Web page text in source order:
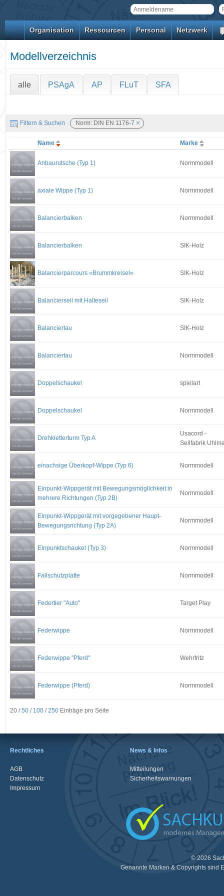
Organisation Ressourcen Personal Netzwerk
Modellverzeichnis
alle PSAgA AP FLuT SFA
Filtern & Suchen Norm: DIN EN 1176-7
Name Marke
Anbaurutsche (Typ 1) Normmodell
axiale Wippe (Typ 1) Normmodell
Balancierbalken Normmodell
Balancierbalken SIK-Holz
Balancierparcours »Brummkreisel« SIK-Holz
Balancierseil mit Halteseil SIK-Holz
Balanciertau SIK-Holz
Balanciertau Normmodell
Doppelschaukel spielart
Doppelschaukel Normmodell
Drehkletterturm Typ A
Usacord -
Seilfabrik
einachsige Überkopf-Wippe (Typ 6) Normmodell
Einpunkt-Wippgerät mit Bewegungsmöglichkeit in
mehrere Richtungen (Typ 2B)
Normmodell
Einpunkt-Wippgerät mit vorgegebener Haupt-
Bewegungsrichtung (Typ 2A)
Normmodell
Einpunktschaukel (Typ 3) Normmodell
Fallschutzplatte Normmodell
Federtier "Auto" Target Play
Federwippe Normmodell
Federwippe "Pferd" Wehrfritz
Federwippe (Pferd) Normmodell
20 /50 / 100 /250 Einträge pro Seite
Rechtliches
AGB
Datenschutz
Impressum
News & Infos
Mitteilungen
Sicherheitswarnungen
© 2026
Genannte Marken & Copyrights sind